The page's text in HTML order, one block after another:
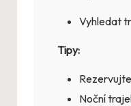
Vyhledat
Tipy:
Noční